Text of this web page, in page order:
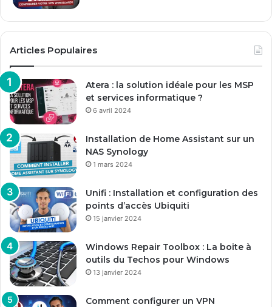
Articles Populaires
Atera : la solution idéale pour les MSP
et services informatique ?
6 avril 2024
Installation de Home Assistant sur un
NAS Synology
1 mars 2024
Unifi : Installation et configuration des
points d’accès Ubiquiti
15 janvier 2024
Windows Repair Toolbox : La boite à
outils du Techos pour Windows
13 janvier 2024
Comment configurer un VPN